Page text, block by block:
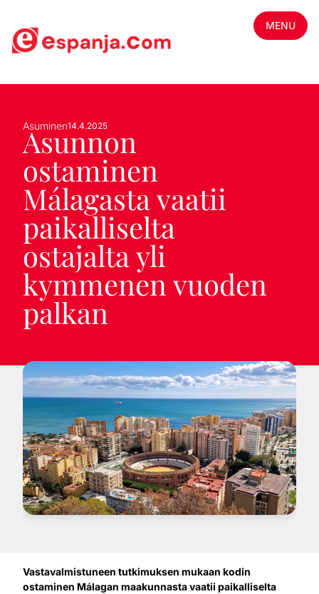
MENU
Asuminen14.4.2025
Asunnon
ostaminen
Málagasta vaatii
paikalliselta
ostajalta yli
kymmenen vuoden
palkan
Vastavalmistuneen tutkimuksen mukaan kodin
ostaminen Málagan maakunnasta vaatii paikalliselta